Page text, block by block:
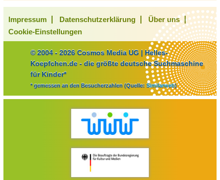
Impressum Datenschutzerklärung
Über uns
Cookie-Einstellungen
© 2004 - 2026 Cosmos Media UG | Helles-
Koepfchen.de - die größte deutsche Suchmaschine
für Kinder*
* gemessen an den Besucherzahlen (Quelle: Similarweb)